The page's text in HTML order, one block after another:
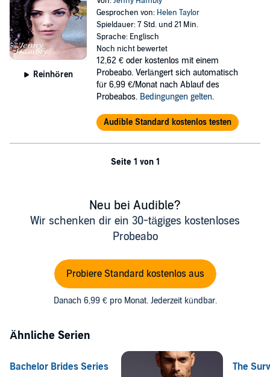
Reinhören
Gesprochen von: Helen Taylor
Spieldauer: 7 Std. und 21 Min.
Sprache: Englisch
Noch nicht bewertet
12,62 € oder kostenlos mit einem
Probeabo. Verlängert sich automatisch
für 6,99 €/Monat nach Ablauf des
Probeabos. Bedingungen gelten.
Audible Standard kostenlos testen
Seite 1 von 1
Neu bei Audible?
Wir schenken dir ein 30-tägiges kostenloses
Probeabo
Probiere Standard kostenlos aus
Danach 6,99 € pro Monat. Jederzeit kündbar.
Ähnliche Serien
Bachelor Brides Series
The